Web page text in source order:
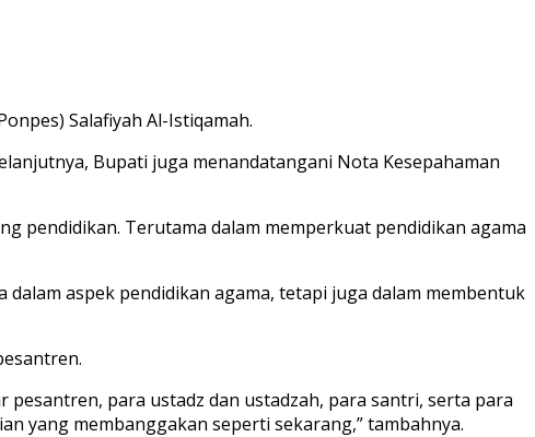
Salafiyah Al-Istiqamah.
Bupati juga menandatangani Nota Kesepahaman
pendidikan. Terutama dalam memperkuat pendidikan agama
aspek pendidikan agama, tetapi juga dalam membentuk
para ustadz dan ustadzah, para santri, serta para
yang membanggakan seperti sekarang,” tambahnya.